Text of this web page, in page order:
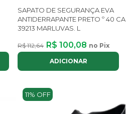
SAPATO DE SEGURANÇA EVA
ANTIDERRAPANTE PRETO º 40 CA
39213 MARLUVAS. L
R$ 112,64 R$ 100,08 no Pix
ADICIONAR
11% OFF